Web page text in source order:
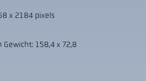
x 2184 pixels
158,4 x 72,8